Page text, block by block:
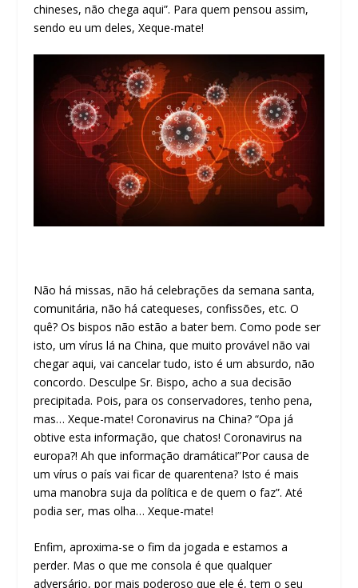
chineses, não chega aqui”. Para quem pensou assim,
sendo eu um deles, Xeque-mate!
Não há missas, não há celebrações da semana santa,
comunitária, não há catequeses, confissões, etc. O
quê? Os bispos não estão a bater bem. Como pode ser
isto, um vírus lá na China, que muito provável não vai
chegar aqui, vai cancelar tudo, isto é um absurdo, não
concordo. Desculpe Sr. Bispo, acho a sua decisão
precipitada. Pois, para os conservadores, tenho pena,
mas… Xeque-mate! Coronavirus na China? “Opa já
obtive esta informação, que chatos! Coronavirus na
europa?! Ah que informação dramática!”Por causa de
um vírus o país vai ficar de quarentena? Isto é mais
uma manobra suja da política e de quem o faz”. Até
podia ser, mas olha… Xeque-mate!
Enfim, aproxima-se o fim da jogada e estamos a
perder. Mas o que me consola é que qualquer
adversário, por mais poderoso que ele é, tem o seu